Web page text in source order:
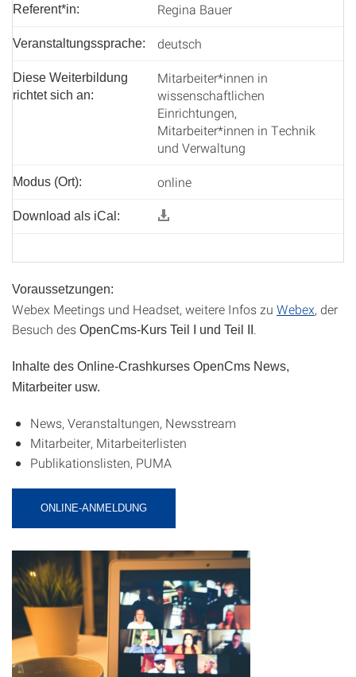
Referent*in: Regina Bauer
Veranstaltungssprache: deutsch
Diese Weiterbildung
richtet sich an:
Mitarbeiter*innen in
wissenschaftlichen
Einrichtungen,
Mitarbeiter*innen in Technik
und Verwaltung
Modus (Ort): online
Download als iCal:
Voraussetzungen:
Webex Meetings und Headset, weitere Infos zu Webex, der
Besuch des OpenCms-Kurs Teil I und Teil II
Inhalte des Online-Crashkurses OpenCms News,
Mitarbeiter usw.
News, Veranstaltungen, Newsstream
Mitarbeiter, Mitarbeiterlisten
Publikationslisten, PUMA
ONLINE-ANMELDUNG